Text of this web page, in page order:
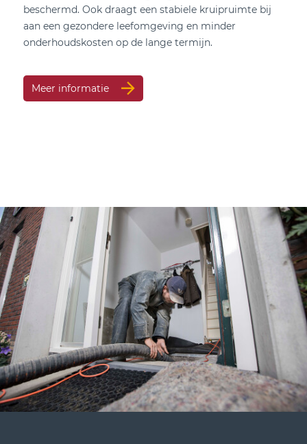
beschermd. Ook draagt een stabiele kruipruimte bij
aan een gezondere leefomgeving en minder
onderhoudskosten op de lange termijn.
Meer informatie